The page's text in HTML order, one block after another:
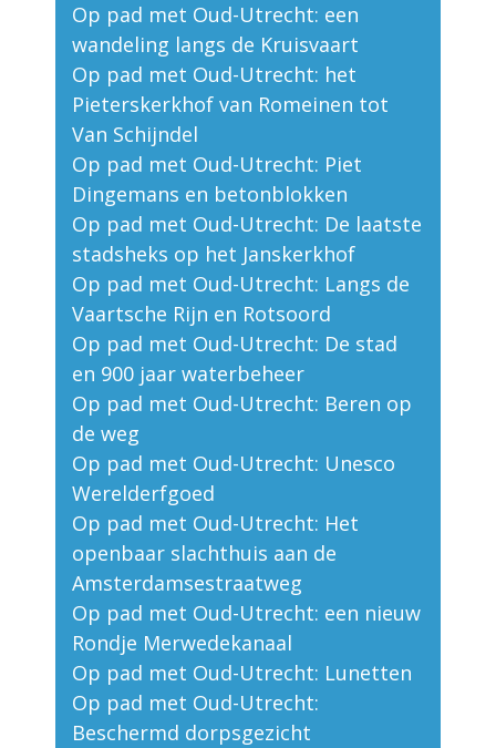
Op pad met Oud-Utrecht: een
wandeling langs de Kruisvaart
Op pad met Oud-Utrecht: het
Pieterskerkhof van Romeinen tot
Van Schijndel
Op pad met Oud-Utrecht: Piet
Dingemans en betonblokken
Op pad met Oud-Utrecht: De laatste
stadsheks op het Janskerkhof
Op pad met Oud-Utrecht: Langs de
Vaartsche Rijn en Rotsoord
Op pad met Oud-Utrecht: De stad
en 900 jaar waterbeheer
Op pad met Oud-Utrecht: Beren op
de weg
Op pad met Oud-Utrecht: Unesco
Werelderfgoed
Op pad met Oud-Utrecht: Het
openbaar slachthuis aan de
Amsterdamsestraatweg
Op pad met Oud-Utrecht: een nieuw
Rondje Merwedekanaal
Op pad met Oud-Utrecht: Lunetten
Op pad met Oud-Utrecht:
Beschermd dorpsgezicht